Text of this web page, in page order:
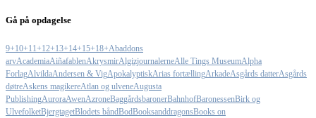
Gå på opdagelse
9+10+11+12+13+14+15+18+Abaddons
arvAcademiaAiñafablenAkrysmirAlgizjournalerneAlle Tings MuseumAlpha
ForlagAlvildaAndersen & VigApokalyptiskArias fortællingArkadeAsgårds datterAsgårds
døtreAskens magikereAtlan og ulveneAugusta
PublishingAuroraAwenAzroneBaggårdsbaronerBahnhofBaronessenBirk og
UlvefolketBjergtagetBlodets båndBodBooksanddragonsBooks on